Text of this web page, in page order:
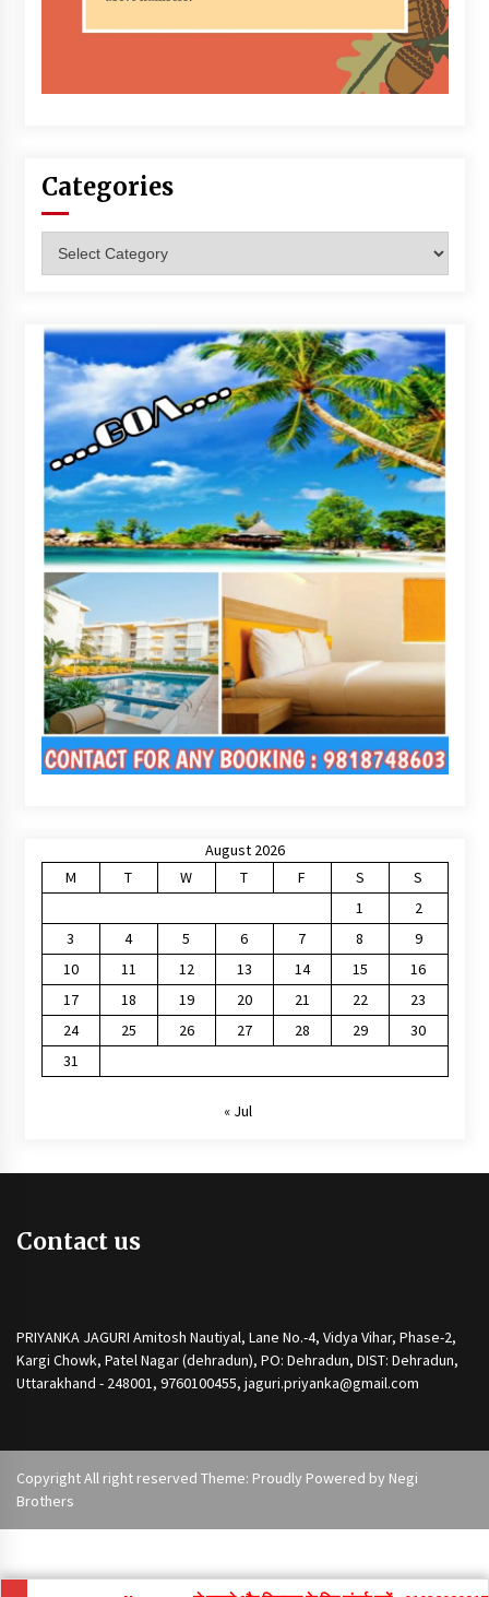
Categories
August 2026
M
T W T F S
S
1
2
3
4 5 6 7 8
9
10
11 12 13 14 15
16
17
18 19 20 21 22
23
24
25 26 27 28 29
30
31
« Jul
Contact us
PRIYANKA JAGURI Amitosh Nautiyal, Lane No.-4, Vidya Vihar, Phase-2,
Kargi Chowk, Patel Nagar (dehradun), PO: Dehradun, DIST: Dehradun,
Uttarakhand - 248001, 9760100455, jaguri.priyanka@gmail.com
Copyright All right reserved Theme: Proudly Powered by Negi
Brothers